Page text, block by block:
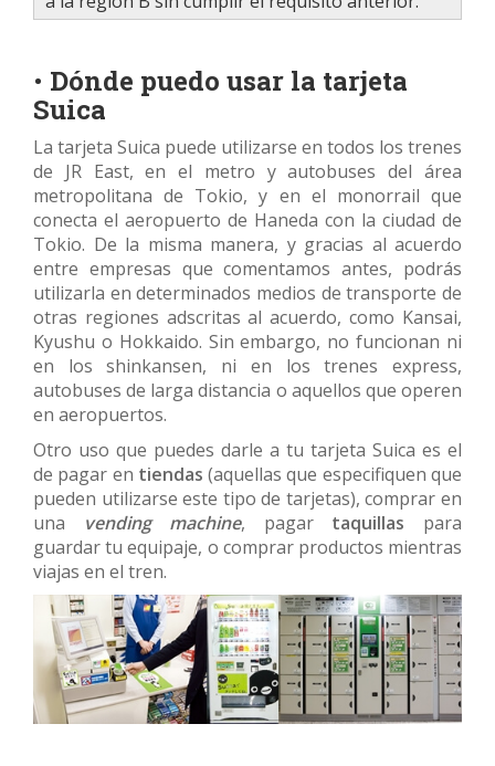
• Dónde puedo usar la tarjeta
Suica
La tarjeta Suica puede utilizarse en todos los trenes
de JR East, en el metro y autobuses del área
metropolitana de Tokio, y en el monorrail que
conecta el aeropuerto de Haneda con la ciudad de
Tokio. De la misma manera, y gracias al acuerdo
entre empresas que comentamos antes, podrás
utilizarla en determinados medios de transporte de
otras regiones adscritas al acuerdo, como Kansai,
Kyushu o Hokkaido. Sin embargo, no funcionan ni
en los shinkansen, ni en los trenes express,
autobuses de larga distancia o aquellos que operen
en aeropuertos.
Otro uso que puedes darle a tu tarjeta Suica es el
de pagar en tiendas(aquellas que especifiquen que
pueden utilizarse este tipo de tarjetas), comprar en
una
vending machine, pagar taquillas para
guardar tu equipaje, o comprar productos mientras
viajas en el tren.